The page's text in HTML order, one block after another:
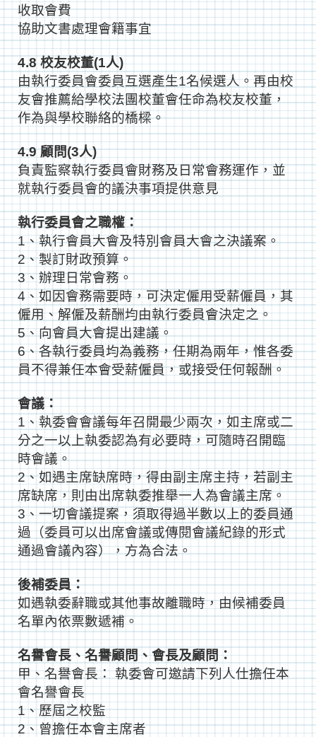
收取會費
協助文書處理會籍事宜
4.8 校友校董(1人)
由執行委員會委員互選產生1名候選人。再由校
友會推薦給學校法團校董會任命為校友校董，
作為與學校聯絡的橋樑。
4.9 顧問(3人)
負責監察執行委員會財務及日常會務運作，並
就執行委員會的議決事項提供意見
執行委員會之職權：
1、執行會員大會及特別會員大會之決議案。
2、製訂財政預算。
3、辦理日常會務。
4、如因會務需要時，可決定僱用受薪僱員，其
僱用、解僱及薪酬均由執行委員會決定之。
5、向會員大會提出建議。
6、各執行委員均為義務，任期為兩年，惟各委
員不得兼任本會受薪僱員，或接受任何報酬。
會議：
1、執委會會議每年召開最少兩次，如主席或二
分之一以上執委認為有必要時，可隨時召開臨
時會議。
2、如遇主席缺席時，得由副主席主持，若副主
席缺席，則由出席執委推舉一人為會議主席。
3、一切會議提案，須取得過半數以上的委員通
過（委員可以出席會議或傳閱會議紀錄的形式
通過會議內容），方為合法。
後補委員：
如遇執委辭職或其他事故離職時，由候補委員
名單內依票數遞補。
名譽會長、名譽顧問、會長及顧問：
甲、名譽會長： 執委會可邀請下列人仕擔任本
會名譽會長
1、歷屆之校監
2、曾擔任本會主席者